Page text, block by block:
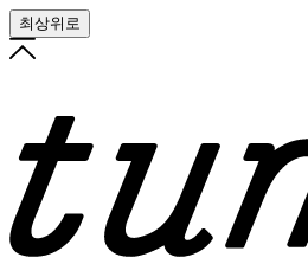
최상위로